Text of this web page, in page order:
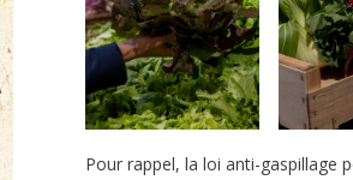
Pour rappel, la loi anti-gaspillage